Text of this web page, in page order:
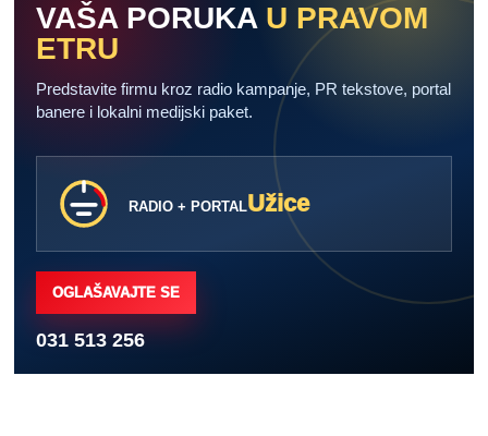
VAŠA PORUKA U PRAVOM
ETRU
Predstavite firmu kroz radio kampanje, PR tekstove, portal
banere i lokalni medijski paket.
RADIO + PORTALUžice
OGLAŠAVAJTE SE
031 513 256